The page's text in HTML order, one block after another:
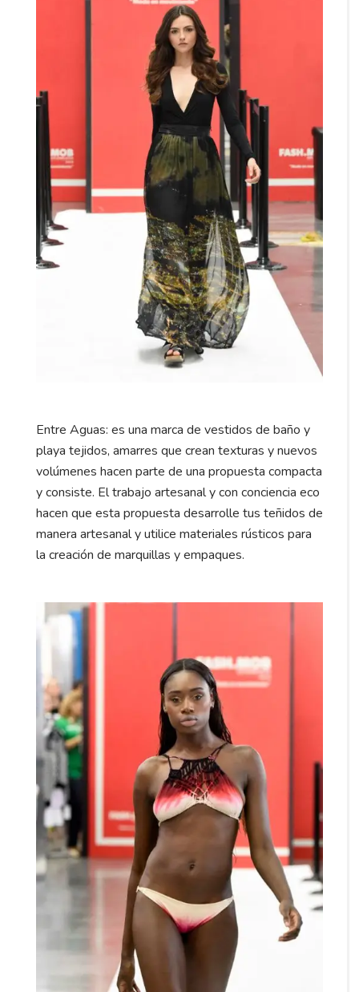
Entre Aguas: es una marca de vestidos de baño y
playa tejidos, amarres que crean texturas y nuevos
volúmenes hacen parte de una propuesta compacta
y consiste. El trabajo artesanal y con conciencia eco
hacen que esta propuesta desarrolle tus teñidos de
manera artesanal y utilice materiales rústicos para
la creación de marquillas y empaques.